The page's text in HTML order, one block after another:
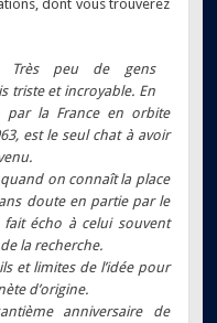
dont vous trouverez
Très peu de gens
triste et incroyable. En
par la France en orbite
est le seul chat à avoir
on connaît la place
doute en partie par le
écho à celui souvent
la recherche.
et limites de l’idée pour
d’origine.
anniversaire de